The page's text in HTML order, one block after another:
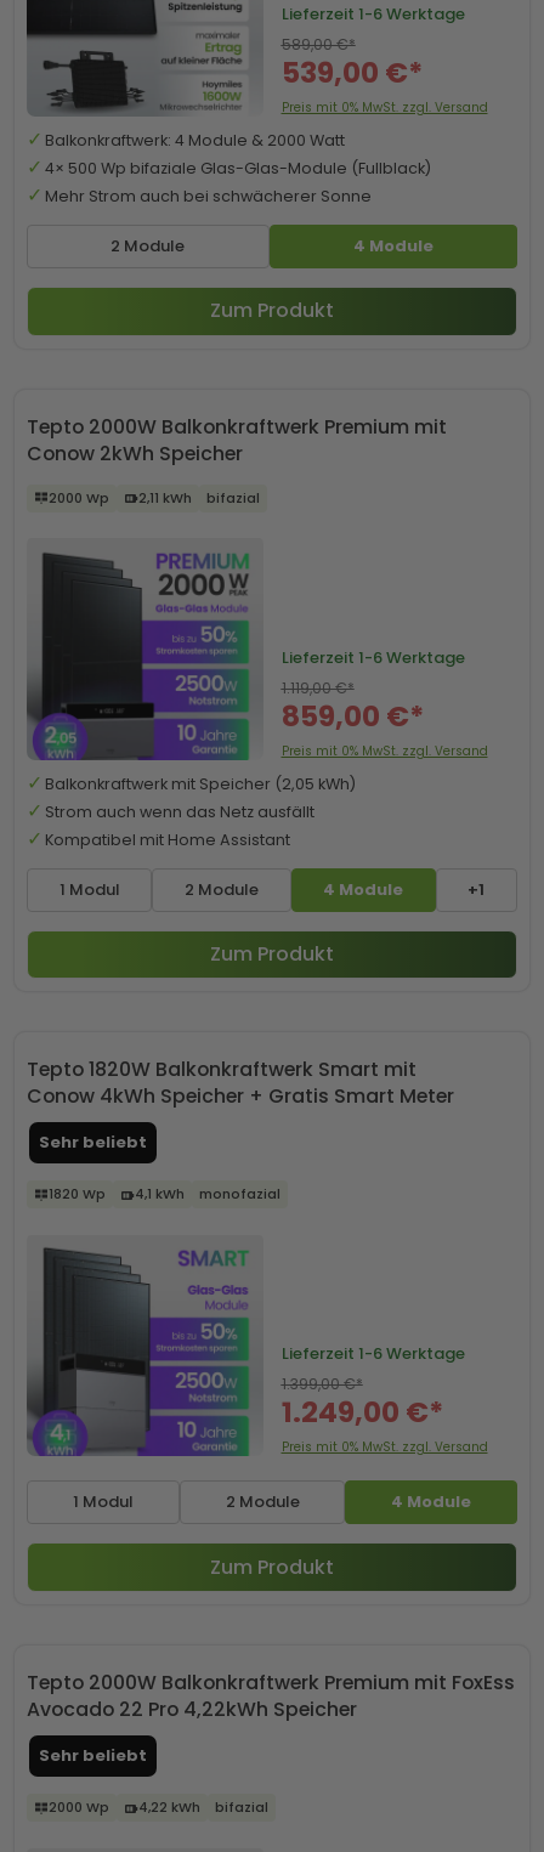
2 Module 4 Module
Lieferzeit 1-6 Werktage
539,00 €*
589,00 €*
Preis mit 0% MwSt. zzgl. Versand
Balkonkraftwerk: 4 Module & 2000 Watt
4× 500 Wp bifaziale Glas-Glas-Module (Fullblack)
Mehr Strom auch bei schwächerer Sonne
Zum Produkt
Tepto 2000W Balkonkraftwerk Premium mit
Conow 2kWh Speicher
2000 Wp 2,11 kWh bifazial
1 Modul 2 Module 4 Module +1
Lieferzeit 1-6 Werktage
859,00 €*
1.119,00 €*
Preis mit 0% MwSt. zzgl. Versand
Balkonkraftwerk mit Speicher (2,05 kWh)
Strom auch wenn das Netz ausfällt
Kompatibel mit Home Assistant
Zum Produkt
Sehr beliebt
Tepto 1820W Balkonkraftwerk Smart mit
Conow 4kWh Speicher + Gratis Smart Meter
1820 Wp 4,1 kWh monofazial
1 Modul 2 Module 4 Module
Lieferzeit 1-6 Werktage
1.249,00 €*
1.399,00 €*
Preis mit 0% MwSt. zzgl. Versand
Zum Produkt
Sehr beliebt
Tepto 2000W Balkonkraftwerk Premium mit FoxEss
Avocado 22 Pro 4,22kWh Speicher
2000 Wp 4,22 kWh bifazial